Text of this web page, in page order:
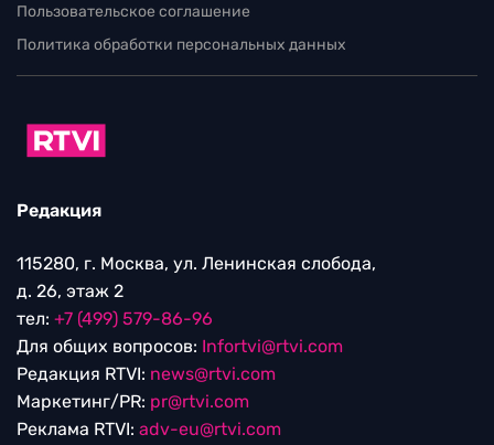
Пользовательское соглашение
Политика обработки персональных данных
Редакция
115280, г. Москва, ул. Ленинская слобода,
д. 26, этаж 2
тел: +7 (499) 579-86-96
Для общих вопросов: Infortvi@rtvi.com
Редакция RTVI: news@rtvi.com
Маркетинг/PR: pr@rtvi.com
Реклама RTVI: adv-eu@rtvi.com